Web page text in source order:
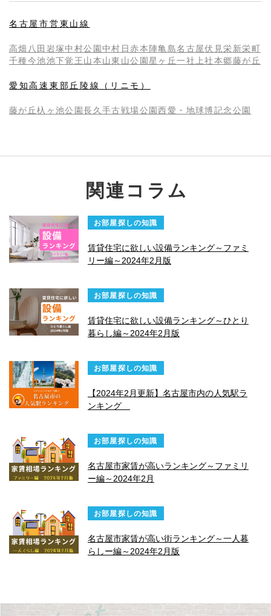
名古屋市営東山線
高畑 八田 岩塚中村公園中村日赤本陣亀島名古屋伏見栄新栄町
千種今池池下覚王山本山東山公園星ヶ丘一社上社本郷藤が丘
愛知高速東部丘陵線（リニモ）
藤が丘杁ヶ池公園長久手古戦場公園西愛・地球博記念公園
関連コラム
お部屋探しの知識
賃貸住宅に欲しい設備ランキング～ファミ
リー編～2024年2月版
お部屋探しの知識
賃貸住宅に欲しい設備ランキング～ひとり
暮らし編～2024年2月版
お部屋探しの知識
【2024年2月更新】名古屋市内の人気駅ラ
ンキング
お部屋探しの知識
名古屋市家賃が高いランキング～ファミリ
ー編～2024年2月
お部屋探しの知識
名古屋市家賃が高い街ランキング～一人暮
らしー編～2024年2月版